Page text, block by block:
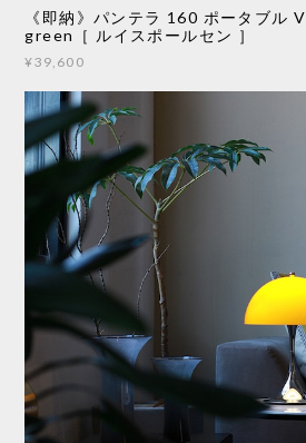
《即納》パンテラ 160 ポータブル
green［ ルイスポールセン ］
¥39,600